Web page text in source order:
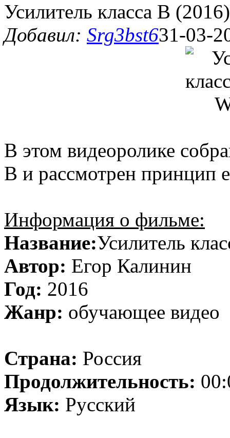
Усилитель класса B
Добавил: Srg3bst631-03-
В этом видеоролике
B и рассмотрен принцип
Информация о фильме:
Название:Усилитель
Автор: Егор Калинин
Год: 2016
Жанр: обучающее видео
Страна: Россия
Продолжительность:
Язык: Русский